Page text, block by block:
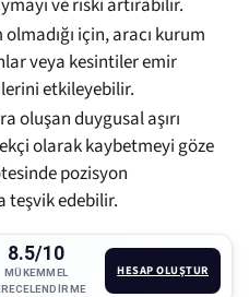
ve riski artırabilir.
için, aracı kurum
veya kesintiler emir
etkileyebilir.
oluşan duygusal aşırı
olarak kaybetmeyi göze
pozisyon
teşvik edebilir.
8.5/10
MÜKEMMEL
HESAP OLUŞTUR